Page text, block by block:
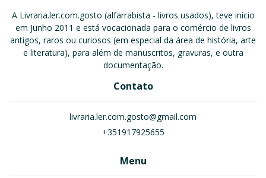
A Livraria.ler.com.gosto (alfarrabista - livros usados), teve início
em Junho 2011 e está vocacionada para o comércio de livros
antigos, raros ou curiosos (em especial da área de história, arte
e literatura), para além de manuscritos, gravuras, e outra
documentação.
Contato
livraria.ler.com.gosto@gmail.com
+351917925655
Menu